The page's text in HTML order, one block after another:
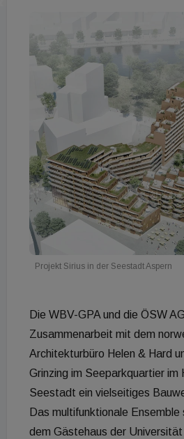
Projekt Sirius in der Seestadt Aspern
Die WBV-GPA und die ÖSW
Zusammenarbeit mit dem
Architekturbüro Helen & Hard
Grinzing im Seeparkquartier im
Seestadt ein vielseitiges
Das multifunktionale Ensemble
dem Gästehaus der